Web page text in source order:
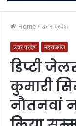
Home / उत्तर प्रदेश
उत्तर प्रदेश महराजगंज
डिप्टी
कुमारी
नौतनवां